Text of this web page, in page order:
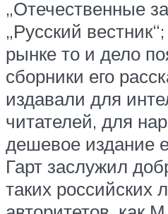
„Отечественные
„Русский
рынке то и дело
сборники его
издавали для
читателей, для
дешевое издание
Гарт заслужил
таких российских